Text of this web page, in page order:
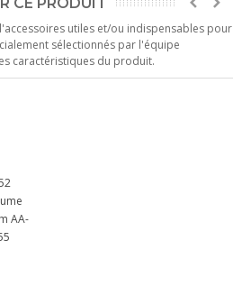
utiles et/ou indispensables pour
sélectionnés par l'équipe
caractéristiques du produit.
AA-